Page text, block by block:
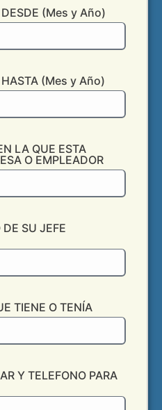
(Mes y Año)
(Mes y Año)
LA QUE ESTA
O EMPLEADOR
SU JEFE
TIENE O TENÍA
Y TELEFONO PARA